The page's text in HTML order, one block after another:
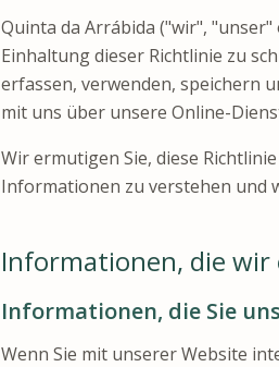
Quinta da Arrábida ("wir",
Einhaltung dieser Richtlinie zu
erfassen, verwenden, speichern
mit uns über unsere Online-
Wir ermutigen Sie, diese
Informationen zu verstehen und
Informationen, die wir
Informationen, die Sie
Wenn Sie mit unserer Website